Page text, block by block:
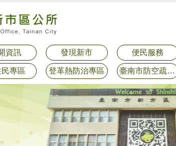
資訊 發現新市 便民服務
民專區 登革熱防治專區 臺南市防空疏散避難專區